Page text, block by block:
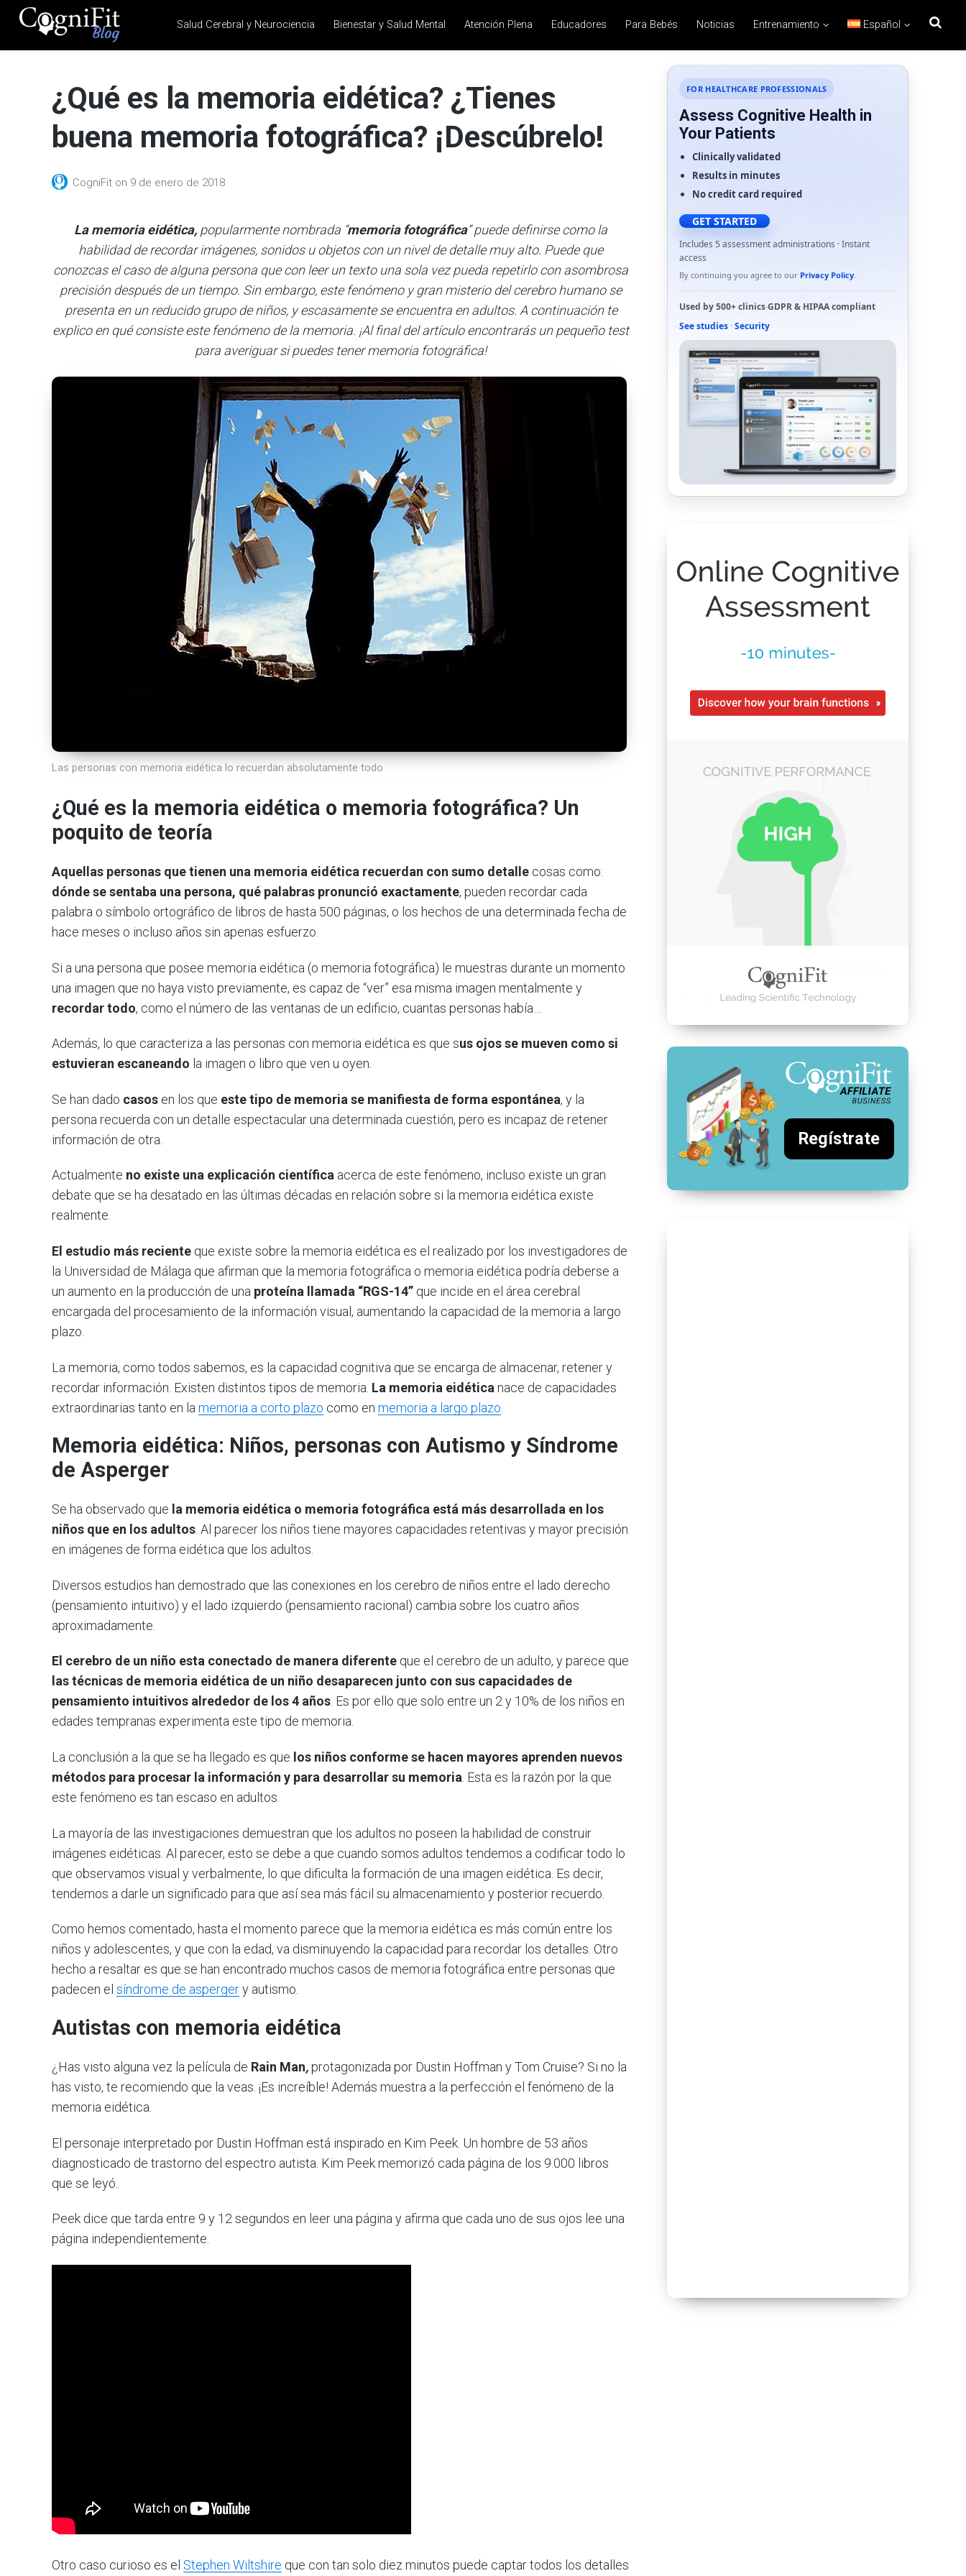
CogniFit
Health
News
Brain Training, Mental
Salud Cerebral y Neurociencia Bienestar y Salud Mental Atención Plena Educadores Para Bebés Noticias Entrenamiento Español
¿Qué es la memoria eidética? ¿Tienes
buena memoria fotográfica? ¡Descúbrelo!
CogniFit on 9 de enero de 2018
La memoria eidética, popularmente nombrada “memoria fotográfica” puede definirse como la
habilidad de recordar imágenes, sonidos u objetos con un nivel de detalle muy alto. Puede que
conozcas el caso de alguna persona que con leer un texto una sola vez pueda repetirlo con asombrosa
precisión después de un tiempo. Sin embargo, este fenómeno y gran misterio del cerebro humano se
presenta en un reducido grupo de niños, y escasamente se encuentra en adultos. A continuación te
explico en qué consiste este fenómeno de la memoria. ¡Al final del artículo encontrarás un pequeño test
para averiguar si puedes tener memoria fotográfica!
Las personas con memoria eidética lo recuerdan absolutamente todo
¿Qué es la memoria eidética o memoria fotográfica? Un
poquito de teoría
Aquellas personas que tienen una memoria eidética recuerdan con sumo detalle cosas como:
dónde se sentaba una persona, qué palabras pronunció exactamente, pueden recordar cada
palabra o símbolo ortográfico de libros de hasta 500 páginas, o los hechos de una determinada fecha de
hace meses o incluso años sin apenas esfuerzo.
Si a una persona que posee memoria eidética (o memoria fotográfica) le muestras durante un momento
una imagen que no haya visto previamente, es capaz de “ver” esa misma imagen mentalmente y
recordar todo, como el número de las ventanas de un edificio, cuantas personas había…
Además, lo que caracteriza a las personas con memoria eidética es que sus ojos se mueven como si
estuvieran escaneando la imagen o libro que ven u oyen.
Se han dado casos en los que este tipo de memoria se manifiesta de forma espontánea, y la
persona recuerda con un detalle espectacular una determinada cuestión, pero es incapaz de retener
información de otra.
Actualmente no existe una explicación científica acerca de este fenómeno, incluso existe un gran
debate que se ha desatado en las últimas décadas en relación sobre si la memoria eidética existe
realmente.
El estudio más reciente que existe sobre la memoria eidética es el realizado por los investigadores de
la Universidad de Málaga que afirman que la memoria fotográfica o memoria eidética podría deberse a
un aumento en la producción de una proteína llamada “RGS-14” que incide en el área cerebral
encargada del procesamiento de la información visual, aumentando la capacidad de la memoria a largo
plazo.
La memoria, como todos sabemos, es la capacidad cognitiva que se encarga de almacenar, retener y
recordar información. Existen distintos tipos de memoria. La memoria eidética nace de capacidades
extraordinarias tanto en la memoria a corto plazo como en memoria a largo plazo
Memoria eidética: Niños, personas con Autismo y Síndrome
de Asperger
Se ha observado que la memoria eidética o memoria fotográfica está más desarrollada en los
niños que en los adultos. Al parecer los niños tiene mayores capacidades retentivas y mayor precisión
en imágenes de forma eidética que los adultos.
Diversos estudios han demostrado que las conexiones en los cerebro de niños entre el lado derecho
(pensamiento intuitivo) y el lado izquierdo (pensamiento racional) cambia sobre los cuatro años
aproximadamente.
El cerebro de un niño esta conectado de manera diferente que el cerebro de un adulto, y parece que
las técnicas de memoria eidética de un niño desaparecen junto con sus capacidades de
pensamiento intuitivos alrededor de los 4 años. Es por ello que solo entre un 2 y 10% de los niños en
edades tempranas experimenta este tipo de memoria.
La conclusión a la que se ha llegado es que los niños conforme se hacen mayores aprenden nuevos
métodos para procesar la información y para desarrollar su memoria . Esta es la razón por la que
este fenómeno es tan escaso en adultos.
La mayoría de las investigaciones demuestran que los adultos no poseen la habilidad de construir
imágenes eidéticas. Al parecer, esto se debe a que cuando somos adultos tendemos a codificar todo lo
que observamos visual y verbalmente, lo que dificulta la formación de una imagen eidética. Es decir,
tendemos a darle un significado para que así sea más fácil su almacenamiento y posterior recuerdo.
Como hemos comentado, hasta el momento parece que la memoria eidética es más común entre los
niños y adolescentes, y que con la edad, va disminuyendo la capacidad para recordar los detalles. Otro
hecho a resaltar es que se han encontrado muchos casos de memoria fotográfica entre personas que
padecen el síndrome de aspergery autismo.
Autistas con memoria eidética
¿Has visto alguna vez la película de Rain Man,protagonizada por Dustin Hoffman y Tom Cruise? Si no la
has visto, te recomiendo que la veas. ¡Es increíble! Además muestra a la perfección el fenómeno de la
memoria eidética.
El personaje interpretado por Dustin Hoffman está inspirado en Kim Peek. Un hombre de 53 años
diagnosticado de trastorno del espectro autista. Kim Peek memorizó cada página de los 9.000 libros
que se leyó.
Peek dice que tarda entre 9 y 12 segundos en leer una página y afirma que cada uno de sus ojos lee una
página independientemente.
Otro caso curioso es el Stephen Wiltshire que con tan solo diez minutos puede captar todos los detalles
FOR HEALTHCARE PROFESSIONALS
Assess Cognitive Health in
Your Patients
Clinically validated
Results in minutes
No credit card required
GET STARTED
Includes 5 assessment administrations · Instant
access
By continuing you agree to our Privacy Policy.
Used by500+ clinics·GDPR& HIPAAcompliant
See studies · Security
Regístrate